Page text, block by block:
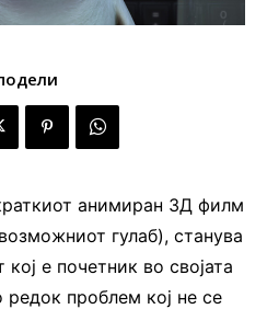
анимиран 3Д филм
гулаб), станува
е почетник во својата
проблем кој не се